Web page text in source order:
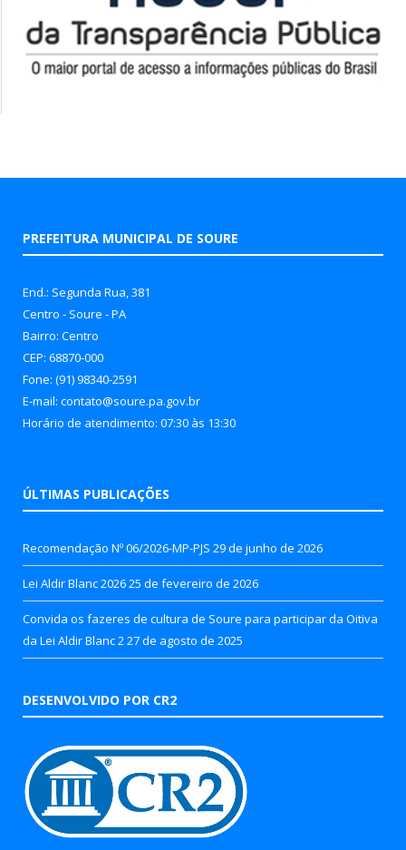
PREFEITURA MUNICIPAL DE SOURE
End.: Segunda Rua, 381
Centro - Soure - PA
Bairro: Centro
CEP: 68870-000
Fone: (91) 98340-2591
E-mail: contato@soure.pa.gov.br
Horário de atendimento: 07:30 às 13:30
ÚLTIMAS PUBLICAÇÕES
Recomendação Nº 06/2026-MP-PJS 29 de junho de 2026
Lei Aldir Blanc 202625 de fevereiro de 2026
Convida os fazeres de cultura de Soure para participar da Oitiva
da Lei Aldir Blanc 227 de agosto de 2025
DESENVOLVIDO POR CR2